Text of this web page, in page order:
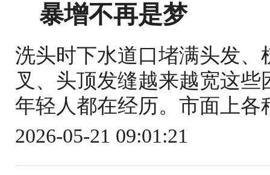
暴增不再是梦
洗头时下水道口堵满头发
叉、头顶发缝越来越宽这
年轻人都在经历。市面上
2026-05-21 09:01:21